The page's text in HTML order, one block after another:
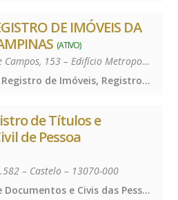
DE IMÓVEIS DA
(ATIVO)
R. Dr. José Inocêncio de Campos, 153 – Edifício Metropolitan Plaza – Cambuí – 13024-230
Registro de Imóveis, Registro de Imóveis, Registro de Imóveis
de Títulos e
de Pessoa
– Castelo – 13070-000
Registro de Títulos e Documentos e Civis das Pessoas Jurídicas, Registro de Títulos e Documentos e Civis das Pessoas Jurídicas, Registro de Títulos e Documentos e Civis das Pessoas Jurídicas